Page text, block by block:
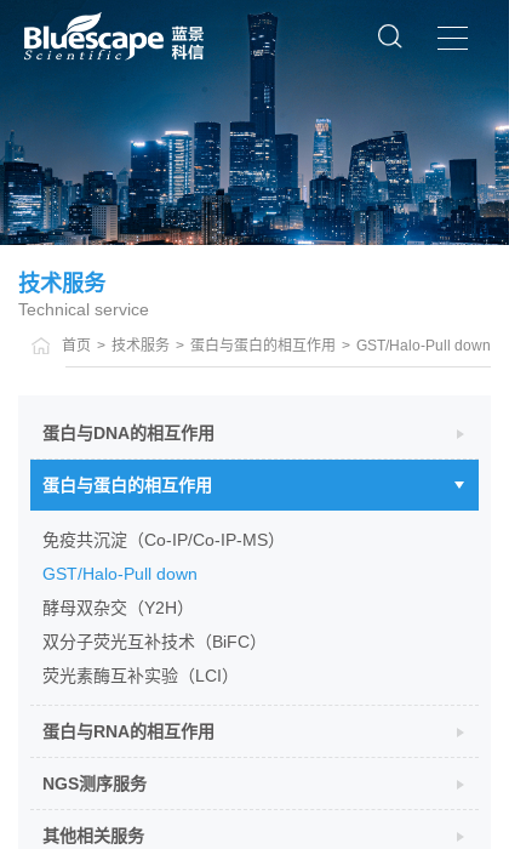
技术服务
Technical service
首页 > 技术服务 > 蛋白与蛋白的相互作用 > GST/Halo-Pull down
蛋白与DNA的相互作用
蛋白与蛋白的相互作用
免疫共沉淀（Co-IP/Co-IP-MS）
GST/Halo-Pull down
酵母双杂交（Y2H）
双分子荧光互补技术（BiFC）
荧光素酶互补实验（LCI）
蛋白与RNA的相互作用
NGS测序服务
其他相关服务